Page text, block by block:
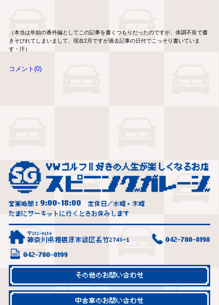
（本当は年始の番外編としてこの記事を書くつもりだったのですが、体調不良で書
きそびれてしまいまして、現在2月ですが過去記事の日付でこっそり書いていま
す・汗）
コメント(0)
営業時間： 9:00~18:00
定休日／水曜・木曜
たまにサーキットに行くときお休みします
〒252-0154
神奈川県相模原市緑区長竹2748-1 042-780-8198
042-780-8199
その他のお問い合わせ
中古車のお問い合わせ